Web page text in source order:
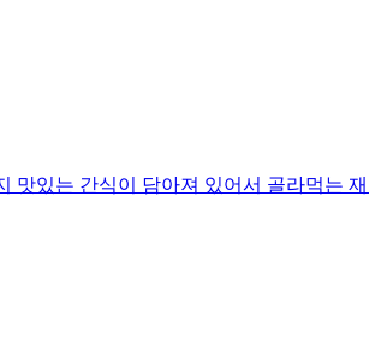
있는 간식이 담아져 있어서 골라먹는